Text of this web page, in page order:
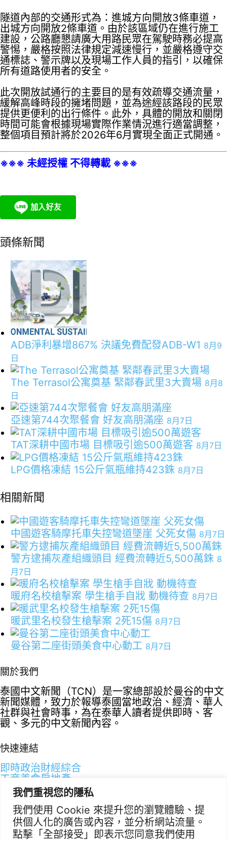
我們重視您的隱私
我們使用 Cookie 來提升您的瀏覽體驗、提
供個人化的廣告或內容，並分析網站流量。
點擊「全部接受」即表示您同意我們使用
隧道內部的交通形式為：進城方向開放3條車道，
出城方向開放2條車道。由於該區域仍在進行施工
建設，公路廳懇請廣大用路民眾在駕駛時務必提高
警惕，嚴格按照法律規定減速慢行，並嚴格遵守交
通標誌、警示牌以及現場工作人員的指引，以確保
所有道路使用者的安全。
此次開放試通行的主要目的是有效疏導交通流量，
緩解高峰時段的擁堵問題，並為途經該路段的民眾
提供更便利的出行條件。此外，具體的開放和關閉
時間可能會根據現場實際作業情況進行適當調整，
整個項目預計將於2026年6月實現全面正式開通。
※※※ 未經授權 不得轉載 ※※※
頭條新聞
ADB淨利暴增867% 決議免費配發ADB-W1 8月9
日
The Terrasol公寓奠基 緊鄰春武里3大賣場 8月8
日
亞速第744次聚餐會 好友高朋滿座 8月7日
TAT深耕中國市場 目標吸引逾500萬遊客 8月7日
LPG價格凍結 15公斤氣瓶維持423銖 8月7日
相關新聞
中國遊客騎摩托車失控彎道墜崖 父死女傷 8月7日
警方逮捕灰產組織頭目 經費流轉近5,500萬銖 8
月7日
暖府名校槍擊案 學生槍手自戕 動機待查 8月7日
暖武里名校發生槍擊案 2死15傷 8月7日
曼谷第二座街頭美食中心動工 8月7日
關於我們
泰國中文新聞（TCN）是一家總部設於曼谷的中文
新聞媒體，致力於報導泰國當地政治、經濟、華人
社群與社會時事，為在泰華人讀者提供即時、客
觀、多元的中文新聞內容。
快速連結
即時政治財經綜合
工商美食房地產
聯絡資訊
歡迎來信洽詢合作事宜
或提供新聞線索